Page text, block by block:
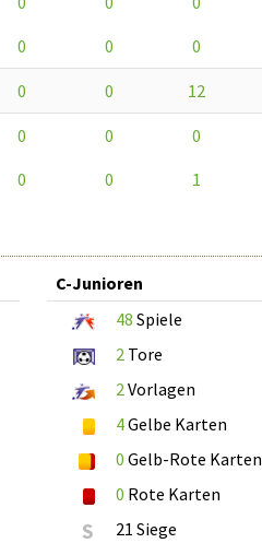
0 0 0
0 0 12
0 0 0
0 0 1
C-Junioren
48 Spiele
2 Tore
2 Vorlagen
4Gelbe Karten
0 Gelb-Rote Karten
0 Rote Karten
S 21 Siege